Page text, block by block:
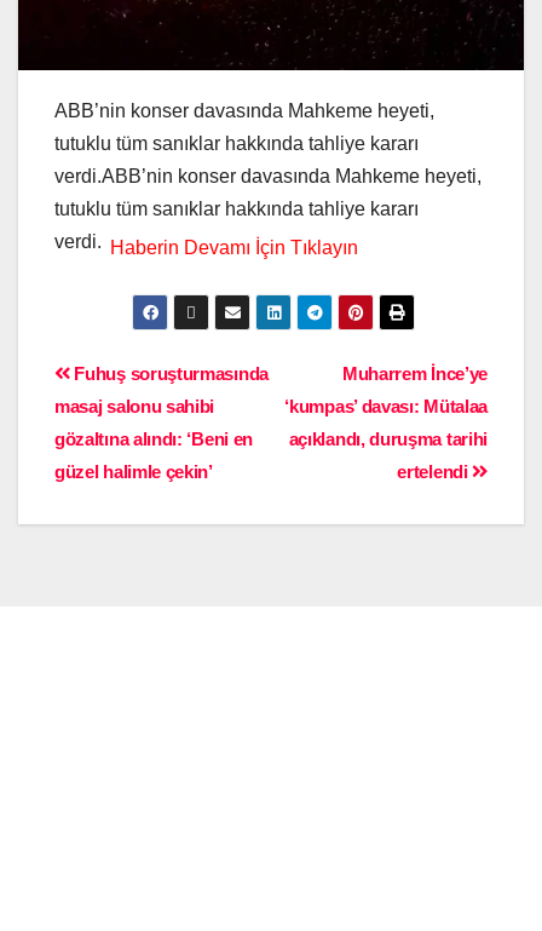
ABB’nin konser davasında Mahkeme heyeti,
tutuklu tüm sanıklar hakkında tahliye kararı
verdi.ABB’nin konser davasında Mahkeme heyeti,
tutuklu tüm sanıklar hakkında tahliye kararı
verdi.
Muharrem İnce’ye
‘kumpas’ davası: Mütalaa
açıklandı, duruşma tarihi
ertelendi
Fuhuş soruşturmasında
masaj salonu sahibi
gözaltına alındı: ‘Beni en
güzel halimle çekin’